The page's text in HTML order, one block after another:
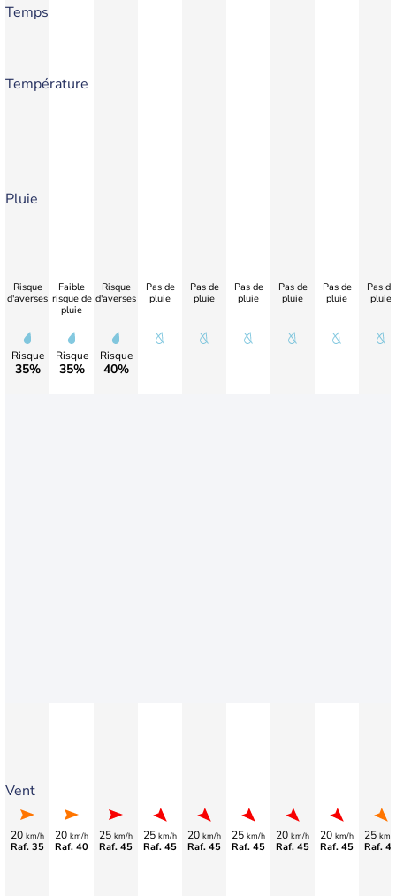
Temps
Température
Pluie
Vent
Risque
d'averses
Risque
35%
20 km/h
Raf. 35
Faible
risque de
pluie
Risque
35%
20 km/h
Raf. 40
Risque
d'averses
Risque
40%
25 km/h
Raf. 45
Pas de
pluie
25 km/h
Raf. 45
Pas de
pluie
20 km/h
Raf. 45
Pas de
pluie
25 km/h
Raf. 45
Pas de
pluie
20 km/h
Raf. 45
Pas de
pluie
20 km/h
Raf. 45
Pas de
pluie
25 km/
Raf.